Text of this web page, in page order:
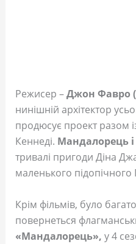
Режисер –Джон Фавро
нинішній архітектор
продюсує проект разом
Кеннеді. Мандалорець і
тривалі пригоди Діна
маленького підопічного
Крім фільмів, було
повернеться
«Мандалорець», у 4